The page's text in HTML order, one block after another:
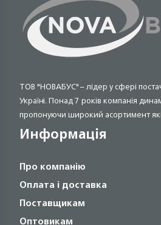
ТОВ "НОВАБУС" – лідер у сфері
Україні. Понад 7 років компанія
пропонуючи широкий асортимент
Информація
Про компанію
Оплата і доставка
Поставщикам
Оптовикам